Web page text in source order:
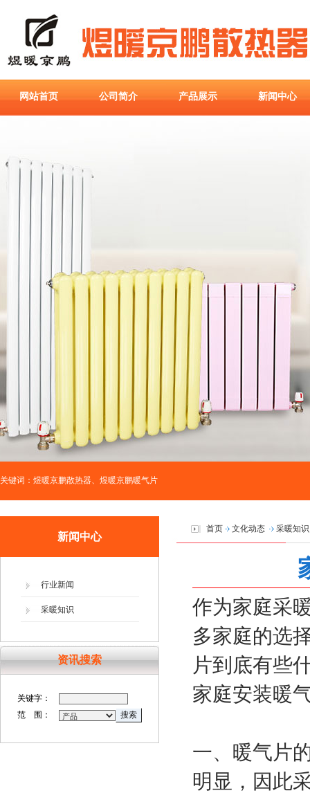
网站首页 公司简介 产品展示 新闻中心
关键词：煜暖京鹏散热器、煜暖京鹏暖气片
新闻中心
行业新闻
采暖知识
资讯搜索
关键字：
范 围：
首页 文化动态 采暖知识
作为家庭采
多家庭的选
片到底有些
家庭安装暖
一、暖气片
明显，因此